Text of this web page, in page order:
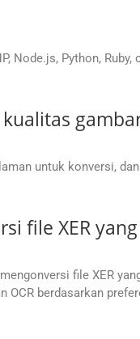
Node.js, Python, Ruby,
untuk konversi,
file XER
file XER
berdasarkan